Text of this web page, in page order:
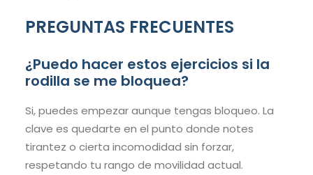
PREGUNTAS FRECUENTES
¿Puedo hacer estos ejercicios si la
rodilla se me bloquea?
Si, puedes empezar aunque tengas bloqueo. La
clave es quedarte en el punto donde notes
tirantez o cierta incomodidad sin forzar,
respetando tu rango de movilidad actual.